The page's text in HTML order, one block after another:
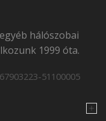
hálószobai
1999 óta.
51100005